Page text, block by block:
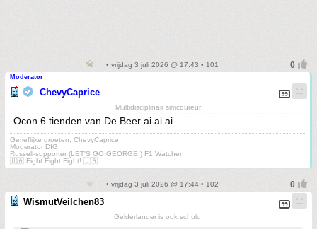
• vrijdag 3 juli 2026 @ 17:43 • 101
Moderator
ChevyCaprice
Multidisciplinair simcoureur
Ocon 6 tienden van De Beer ai ai ai
Gerieflijke groeten, ChevyCaprice
Moderator DIG
Russell-supporter (LET'S GO GEORGE!) F1 Watcher
🇺🇦 Fight Fight Fight! 🇺🇦
• vrijdag 3 juli 2026 @ 17:44 • 102
WismutVeilchen83
Gelderlander is ook schuld!